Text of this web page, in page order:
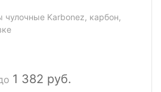
Karbonez, карбон,
1 382 руб.